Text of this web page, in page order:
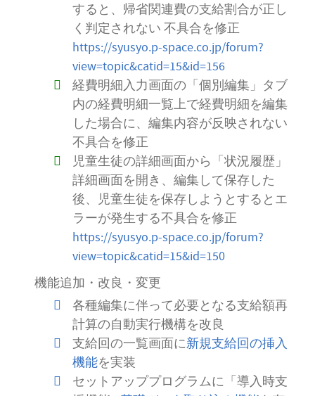
すると、帰省関連費の支給割合が正し
く判定されない 不具合を修正
https://syusyo.p-space.co.jp/forum?
view=topic&catid=15&id=156
経費明細入力画面の「個別編集」タブ
内の経費明細一覧上で経費明細を編集
した場合に、編集内容が反映されない
不具合を修正
児童生徒の詳細画面から「状況履歴」
詳細画面を開き、編集して保存した
後、児童生徒を保存しようとするとエ
ラーが発生する不具合を修正
https://syusyo.p-space.co.jp/forum?
view=topic&catid=15&id=150
機能追加・改良・変更
各種編集に伴って必要となる支給額再
計算の自動実行機構を改良
支給回の一覧画面に新規支給回の挿入
機能を実装
セットアッププログラムに「導入時支